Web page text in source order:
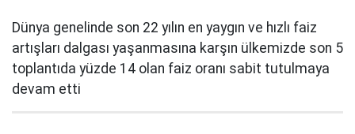
Dünya genelinde son 22 yılın en yaygın ve hızlı faiz
artışları dalgası yaşanmasına karşın ülkemizde son 5
toplantıda yüzde 14 olan faiz oranı sabit tutulmaya
devam etti